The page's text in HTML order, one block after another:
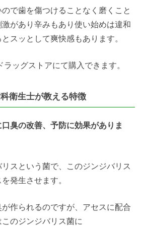
で歯を傷つけることなく磨くこと
があり辛みもあり使い始めは違和
スッとして爽快感もあります。
ッグストアにて購入できます。
衛生士が教える特徴
口臭の改善、予防に効果がありま
スという菌で、このジンジバリス
発生させます。
作られるのですが、アセスに配合
のジンジバリス菌に